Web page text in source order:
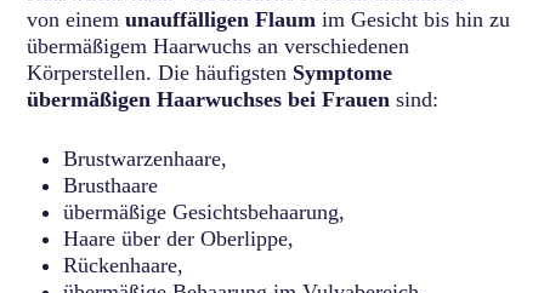
von einem unauffälligen Flaum im Gesicht bis hin zu
übermäßigem Haarwuchs an verschiedenen
Körperstellen. Die häufigsten Symptome
übermäßigen Haarwuchses bei Frauen sind:
Brustwarzenhaare,
Brusthaare
übermäßige Gesichtsbehaarung,
Haare über der Oberlippe,
Rückenhaare,